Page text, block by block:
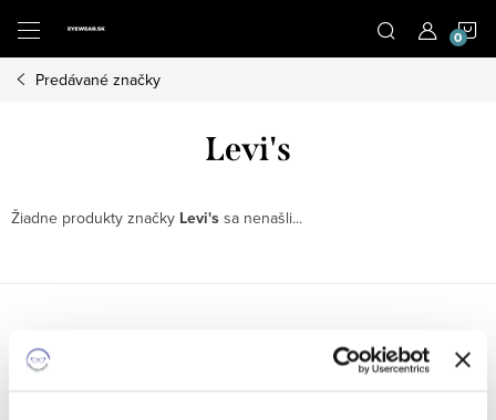
obsah
Predávané značky
Levi's
Žiadne produkty značky Levi's sa nenašli...
Posledné hodnotenie